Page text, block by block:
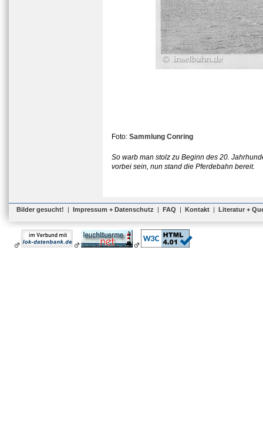
Foto: Sammlung Conring
So warb man stolz zu Beginn des 20.
vorbei sein, nun stand die Pferdebahn bereit.
Bilder gesucht! | Impressum + Datenschutz | FAQ | Kontakt | Literatur +